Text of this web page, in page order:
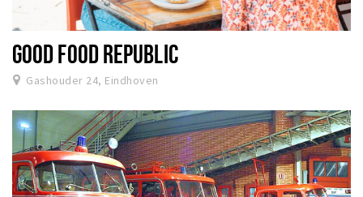
GOOD FOOD REPUBLIC
Gashouder 24, Eindhoven